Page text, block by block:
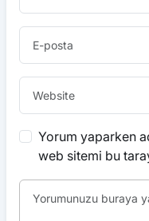
Yorum yaparken
web sitemi bu